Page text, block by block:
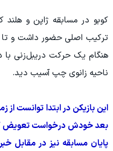
هنگام یک حرکت دریبل‌زنی با
ناحیه زانوی چپ آسیب دید.
این بازیکن در ابتدا توانست از
بعد خودش درخواست تعویض
پایان مسابقه نیز در مقابل